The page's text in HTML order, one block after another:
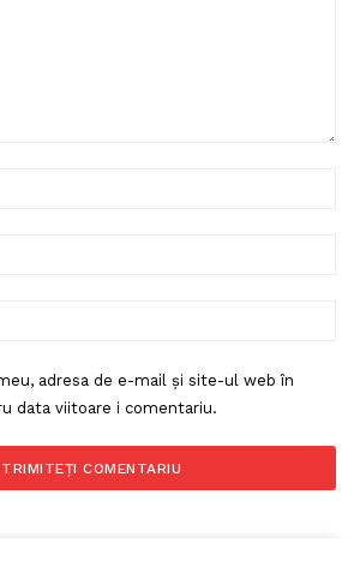
adresa de e-mail și site-ul web în
data viitoare i comentariu.